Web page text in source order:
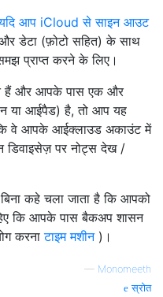
आप iCloud से साइन आउट
डेटा (फ़ोटो सहित) के साथ
प्राप्त करने के लिए।
हैं और आपके पास एक और
या आईपैड) है, तो आप यह
वे आपके आईक्लाउड अकाउंट में
डिवाइसेज़ पर नोट्स देख /
कहे चला जाता है कि आपको
कि आपके पास बैकअप शासन
करनाटाइम मशीन )।
— Monomeeth
स्रोत